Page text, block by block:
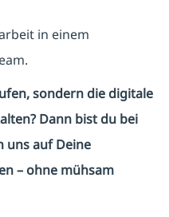
in einem
sondern die digitale
Dann bist du bei
uns auf Deine
– ohne mühsam